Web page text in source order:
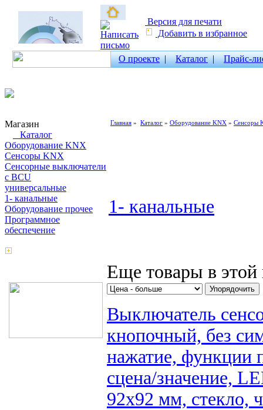
Версия для печати
Добавить в избранное
О проекте| Каталог| Прайс-
Магазин
Каталог
Оборудование KNX
Сенсоры KNX
Сенсорные выключатели
с BCU
универсальные
1- канальные
Оборудование прочее
Программное
обеспечение
Главная » Каталог » Оборудование KNX » Сенсоры
1- канальные
Еще товары в этой
Выключатель
кнопочный, без
нажатие, функции
сцена/значение,
92x92 мм, стекло,